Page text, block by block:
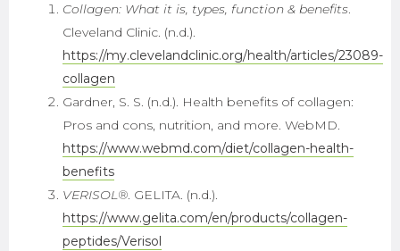
Collagen: What it is, types, function & benefits.
Cleveland Clinic. (n.d.).
https://my.clevelandclinic.org/health/articles/23089-
collagen
Gardner, S. S. (n.d.). Health benefits of collagen:
Pros and cons, nutrition, and more. WebMD.
https://www.webmd.com/diet/collagen-health-
benefits
VERISOL®. GELITA. (n.d.).
https://www.gelita.com/en/products/collagen-
peptides/Verisol